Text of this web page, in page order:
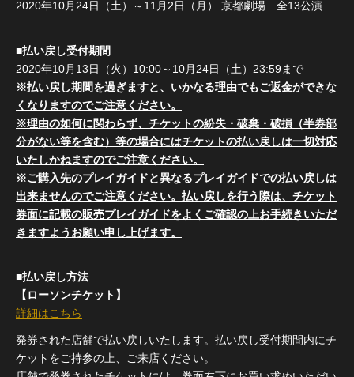
2020年10月24日（土）～11月2日（月） 京都劇場 全13公演
■払い戻し受付期間
2020年10月13日（火）10:00～10月24日（土）23:59まで
※払い戻し期間を過ぎますと、いかなる理由でもご返金ができな
くなりますのでご注意ください。
※理由の如何に関わらず、チケットの紛失・破棄・破損（半券部
分がない等を含む）等の場合にはチケットの払い戻しは一切対応
いたしかねますのでご注意ください。
※ご購入先のプレイガイドと異なるプレイガイドでの払い戻しは
出来ませんのでご注意ください。払い戻しを行う際は、チケット
券面に記載の販売プレイガイドをよくご確認の上お手続きいただ
きますようお願い申し上げます。
■払い戻し方法
【ローソンチケット】
詳細はこちら
発券された店舗で払い戻しいたします。払い戻し受付期間内にチ
ケットをご持参の上、ご来店ください。